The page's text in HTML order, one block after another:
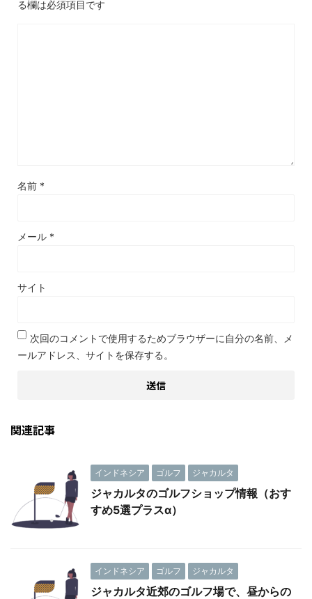
る欄は必須項目です
名前 *
メール *
サイト
次回のコメントで使用するためブラウザーに自分の名前、メ
ールアドレス、サイトを保存する。
関連記事
インドネシア ゴルフ ジャカルタ
ジャカルタのゴルフショップ情報（おす
すめ5選プラスα）
インドネシア ゴルフ ジャカルタ
ジャカルタ近郊のゴルフ場で、昼からの